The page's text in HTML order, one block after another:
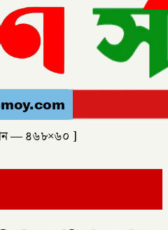
— ৪৬৮×৬০ ]